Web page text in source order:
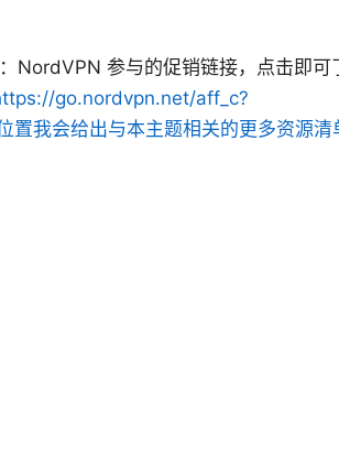
NordVPN 参与的促销链接，点击即可
go.nordvpn.net/aff_c?
我会给出与本主题相关的更多资源清